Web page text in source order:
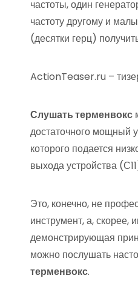
частоты, один
частоту другому и
(десятки герц)
ActionTeaser.ru –
Слушать терменвокс
достаточного мощный
которого подается
выхода устройства
Это, конечно, не
инструмент, а, скорее,
демонстрирующая
можно послушать
терменвокс.